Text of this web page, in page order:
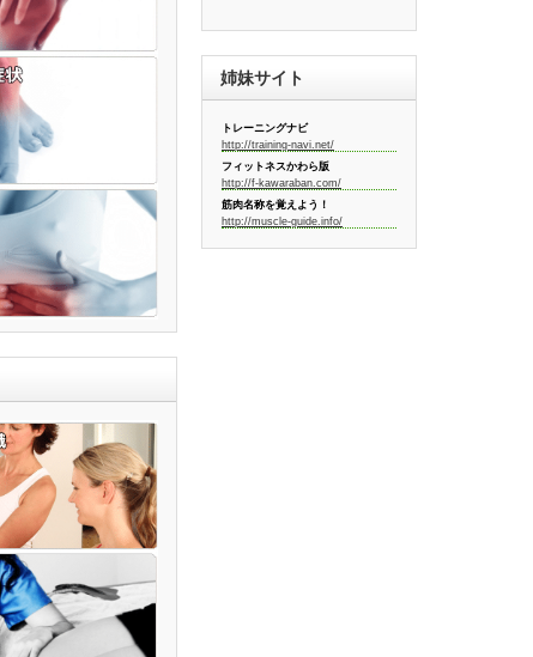
姉妹サイト
トレーニングナビ
http://training-navi.net/
フィットネスかわら版
http://f-kawaraban.com/
筋肉名称を覚えよう！
http://muscle-guide.info/